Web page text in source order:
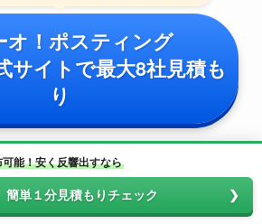
オ！ポスティング
サイトで最大8社見積も
り
グ業者を一括で比較・見積も
能！安く反響出すなら
簡単１分見積もりチェック